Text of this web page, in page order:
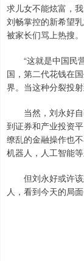
求儿女不能炫富，
刘畅掌控的新希望
被家长们骂上热搜。
“这就是中国民营
国，第二代花钱在
界。当这种分裂投
当然，刘永好自
到证券和产业投资
缭乱的金融操作也
机器人，人工智能
但刘永好或许该
人，看到今天的局